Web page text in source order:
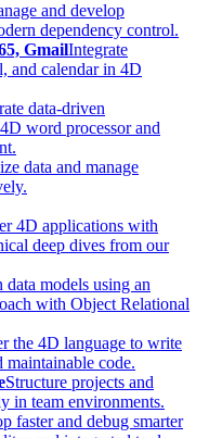
and develop
dependency control.
GmailIntegrate
and calendar in 4D
data-driven
word processor and
data and manage
4D applications with
deep dives from our
data models using an
with Object Relational
the 4D language to write
maintainable code.
Structure projects and
in team environments.
faster and debug smarter